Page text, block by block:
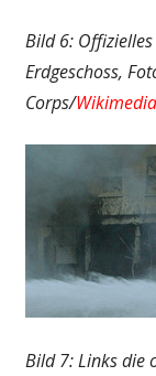
Bild 6:
Erdgeschoss,
Corps/Wikimedia
Bild 7: Links die